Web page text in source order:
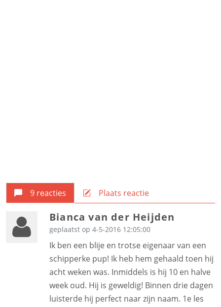
9 reacties Plaats reactie
Bianca van der Heijden
geplaatst op 4-5-2016 12:05:00
Ik ben een blije en trotse eigenaar van een
schipperke pup! Ik heb hem gehaald toen hij
acht weken was. Inmiddels is hij 10 en halve
week oud. Hij is geweldig! Binnen drie dagen
luisterde hij perfect naar zijn naam. 1e les